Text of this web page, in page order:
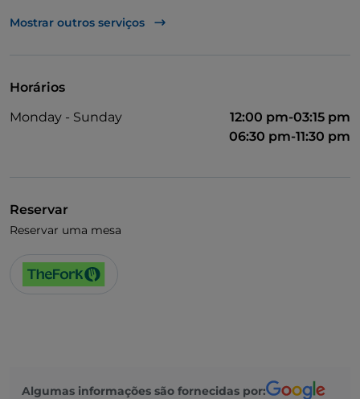
Mastercard
Acesso para pessoas com deficiência
Fala-se inglês
Menu infantil
Mostrar outros serviços
Horários
Monday - Sunday
12:00 pm-03:15 pm
06:30 pm-11:30 pm
Reservar
Reservar uma mesa
Algumas informações são fornecidas por: